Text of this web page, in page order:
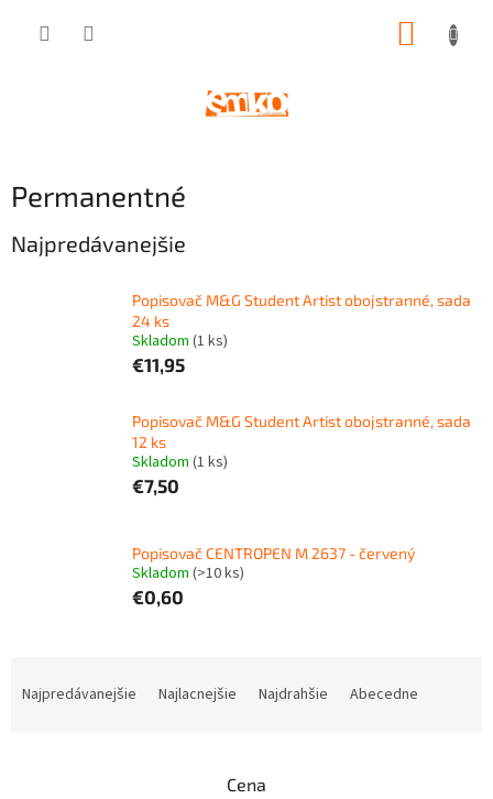
Permanentné
Najpredávanejšie
Popisovač M&G Student Artist obojstranné, sada
24 ks
Skladom (1 ks)
€11,95
Popisovač M&G Student Artist obojstranné, sada
12 ks
Skladom (1 ks)
€7,50
Popisovač CENTROPEN M 2637 - červený
Skladom (>10 ks)
€0,60
Najpredávanejšie Najlacnejšie Najdrahšie Abecedne
Cena